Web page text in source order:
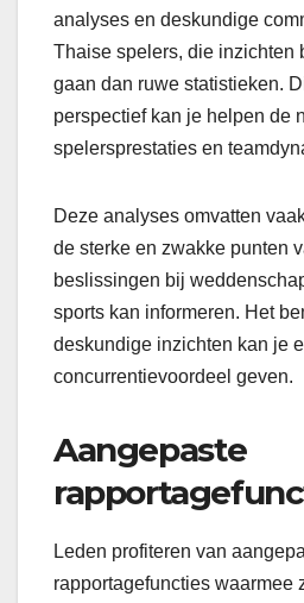
analyses en deskundige
Thaise spelers, die inzichten
gaan dan ruwe statistieken.
perspectief kan je helpen de
spelersprestaties en
Deze analyses omvatten
de sterke en zwakke punten
beslissingen bij
sports kan informeren. Het
deskundige inzichten kan je
concurrentievoordeel geven.
Aangepaste
Leden profiteren van
rapportagefuncties waarmee